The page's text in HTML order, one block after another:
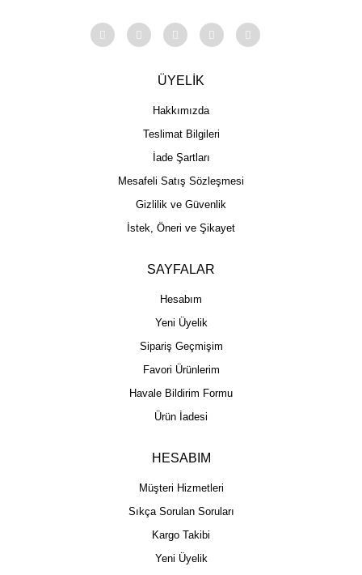
ÜYELİK
Hakkımızda
Teslimat Bilgileri
İade Şartları
Mesafeli Satış Sözleşmesi
Gizlilik ve Güvenlik
İstek, Öneri ve Şikayet
SAYFALAR
Hesabım
Yeni Üyelik
Sipariş Geçmişim
Favori Ürünlerim
Havale Bildirim Formu
Ürün İadesi
HESABIM
Müşteri Hizmetleri
Sıkça Sorulan Soruları
Kargo Takibi
Yeni Üyelik